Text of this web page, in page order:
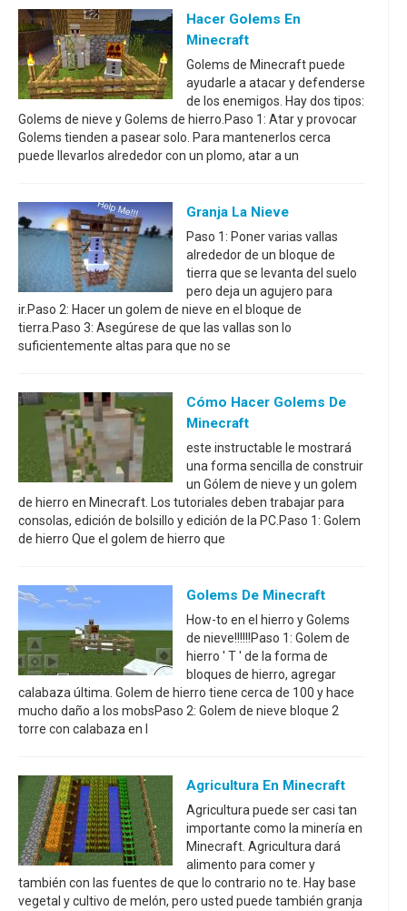
Hacer Golems En
Minecraft
Golems de Minecraft puede
ayudarle a atacar y defenderse
de los enemigos. Hay dos tipos:
Golems de nieve y Golems de hierro.Paso 1: Atar y provocar
Golems tienden a pasear solo. Para mantenerlos cerca
puede llevarlos alrededor con un plomo, atar a un
Granja La Nieve
Paso 1: Poner varias vallas
alrededor de un bloque de
tierra que se levanta del suelo
pero deja un agujero para
ir.Paso 2: Hacer un golem de nieve en el bloque de
tierra.Paso 3: Asegúrese de que las vallas son lo
suficientemente altas para que no se
Cómo Hacer Golems De
Minecraft
este instructable le mostrará
una forma sencilla de construir
un Gólem de nieve y un golem
de hierro en Minecraft. Los tutoriales deben trabajar para
consolas, edición de bolsillo y edición de la PC.Paso 1: Golem
de hierro Que el golem de hierro que
Golems De Minecraft
How-to en el hierro y Golems
de nieve!!!!!!Paso 1: Golem de
hierro ' T ' de la forma de
bloques de hierro, agregar
calabaza última. Golem de hierro tiene cerca de 100 y hace
mucho daño a los mobsPaso 2: Golem de nieve bloque 2
torre con calabaza en l
Agricultura En Minecraft
Agricultura puede ser casi tan
importante como la minería en
Minecraft. Agricultura dará
alimento para comer y
también con las fuentes de que lo contrario no te. Hay base
vegetal y cultivo de melón, pero usted puede también granja